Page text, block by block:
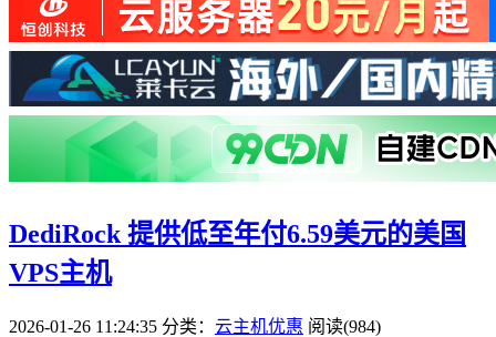
DediRock 提供低至年付6.59美元的美国
VPS主机
2026-01-26 11:24:35 分类： 云主机优惠 阅读(984)